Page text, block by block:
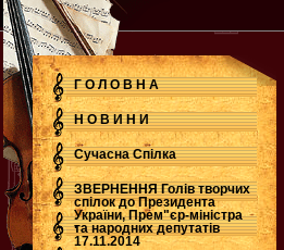
Г О Л О В Н А
Н О В И Н И
Сучасна Cпілка
ЗВЕРНЕННЯ Голів творчих
спілок до Президента
України, Прем"єр-міністра
та народних депутатів
17.11.2014
.